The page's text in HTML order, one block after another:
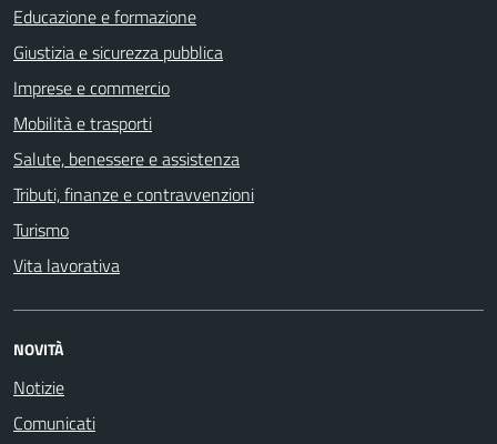
Educazione e formazione
Giustizia e sicurezza pubblica
Imprese e commercio
Mobilità e trasporti
Salute, benessere e assistenza
Tributi, finanze e contravvenzioni
Turismo
Vita lavorativa
NOVITÀ
Notizie
Comunicati